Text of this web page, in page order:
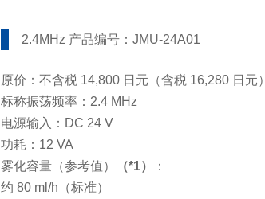
2.4MHz 产品编号：JMU-24A01
原价：不含税 14,800 日元（含税 16,280 日元）
标称振荡频率：2.4 MHz
电源输入：DC 24 V
功耗：12 VA
雾化容量（参考值）
（*1）
：
约 80 ml/h（标准）